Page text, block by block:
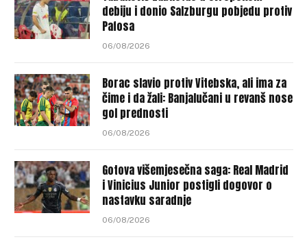
debiju i donio Salzburgu pobjedu protiv
Pafosa
06/08/2026
Borac slavio protiv Vitebska, ali ima za
čime i da žali: Banjalučani u revanš nose
gol prednosti
06/08/2026
Gotova višemjesečna saga: Real Madrid
i Vinicius Junior postigli dogovor o
nastavku saradnje
06/08/2026